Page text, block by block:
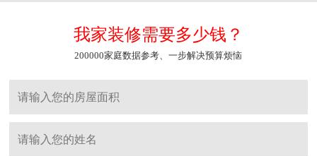
我家装修需要多少钱？
200000家庭数据参考、一步解决预算烦恼